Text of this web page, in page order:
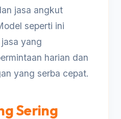
jasa angkut
seperti ini
yang
harian dan
yang serba cepat.
Sering